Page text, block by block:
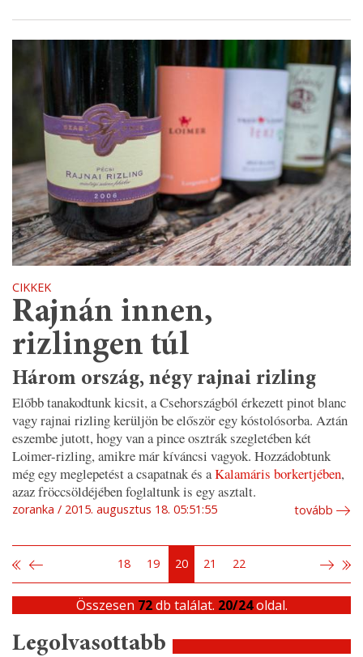
CIKKEK
Rajnán innen,
rizlingen túl
Három ország, négy rajnai rizling
Előbb tanakodtunk kicsit, a Csehországból érkezett pinot blanc
vagy rajnai rizling kerüljön be először egy kóstolósorba. Aztán
eszembe jutott, hogy van a pince osztrák szegletében két
Loimer-rizling, amikre már kíváncsi vagyok. Hozzádobtunk
még egy meglepetést a csapatnak és aKalamáris borkertjében,
azaz fröccsöldéjében foglaltunk is egy asztalt.
zoranka 2015. augusztus 18. 05:51:55 tovább
18 19 20 21 22
Összesen 72db találat. 20/24oldal.
Legolvasottabb